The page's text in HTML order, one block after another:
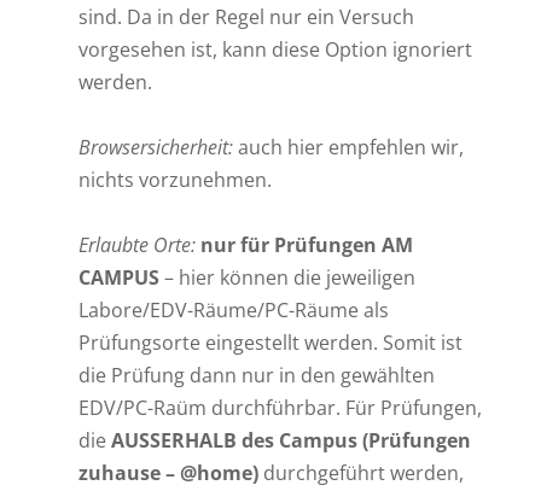
sind. Da in der Regel nur ein Versuch
vorgesehen ist, kann diese Option ignoriert
werden.
Browsersicherheit:auch hier empfehlen wir,
nichts vorzunehmen.
Erlaubte Orte: nur für Prüfungen AM
CAMPUS– hier können die jeweiligen
Labore/EDV-Räume/PC-Räume als
Prüfungsorte eingestellt werden. Somit ist
die Prüfung dann nur in den gewählten
EDV/PC-Raüm durchführbar. Für Prüfungen,
dieAUSSERHALB des Campus (Prüfungen
zuhause – @home) durchgeführt werden,